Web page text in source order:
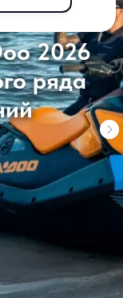
2026
ряда